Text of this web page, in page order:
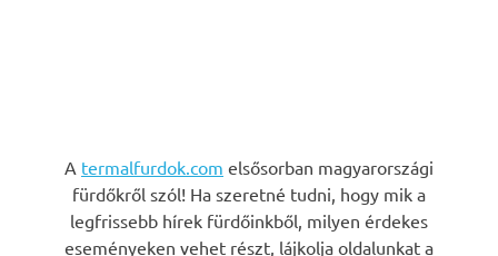
A termalfurdok.com elsősorban magyarországi
fürdőkről szól! Ha szeretné tudni, hogy mik a
legfrissebb hírek fürdőinkből, milyen érdekes
eseményeken vehet részt, lájkolja oldalunkat a